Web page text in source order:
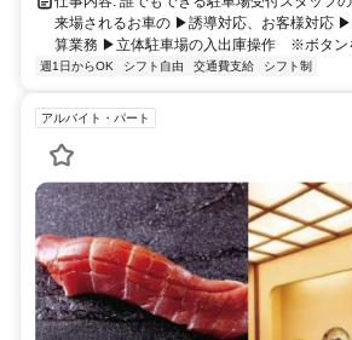
来場されるお車の ▶誘導対応、お客様対応
算業務 ▶立体駐車場の入出庫操作 ※ボタン
週1日からOK シフト自由 交通費支給 シフト制
アルバイト・パート